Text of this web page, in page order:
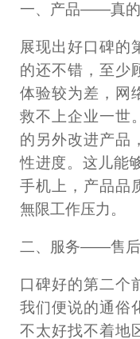
一、产品——真
展现出好口碑的
的还不错，至少
体验较为差，网
救不上企业一世
的另外改进产品
性进度。这儿能
手机上，产品品
無限工作压力。
二、服务——售后
口碑好的第二个
我们便说的通俗
不太好找不着地